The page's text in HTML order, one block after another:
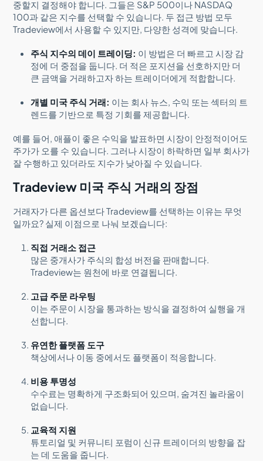
중할지 결정해야 합니다. 그들은 S&P 500이나 NASDAQ
100과 같은 지수를 선택할 수 있습니다. 두 접근 방법 모두
Tradeview에서 사용할 수 있지만, 다양한 성격에 맞습니다.
주식 지수의 데이 트레이딩: 이 방법은 더 빠르고 시장 감
정에 더 중점을 둡니다. 더 적은 포지션을 선호하지만 더
큰 금액을 거래하고자 하는 트레이더에게 적합합니다.
개별 미국 주식 거래: 이는 회사 뉴스, 수익 또는 섹터의 트
렌드를 기반으로 특정 기회를 제공합니다.
예를 들어, 애플이 좋은 수익을 발표하면 시장이 안정적이어도
주가가 오를 수 있습니다. 그러나 시장이 하락하면 일부 회사가
잘 수행하고 있더라도 지수가 낮아질 수 있습니다.
Tradeview 미국 주식 거래의 장점
거래자가 다른 옵션보다 Tradeview를 선택하는 이유는 무엇
일까요? 실제 이점으로 나눠 보겠습니다:
직접 거래소 접근
많은 중개사가 주식의 합성 버전을 판매합니다.
Tradeview는 원천에 바로 연결됩니다.
고급 주문 라우팅
이는 주문이 시장을 통과하는 방식을 결정하여 실행을 개
선합니다.
유연한 플랫폼 도구
책상에서나 이동 중에서도 플랫폼이 적응합니다.
비용 투명성
수수료는 명확하게 구조화되어 있으며, 숨겨진 놀라움이
없습니다.
교육적 지원
튜토리얼 및 커뮤니티 포럼이 신규 트레이더의 방향을 잡
는 데 도움을 줍니다.